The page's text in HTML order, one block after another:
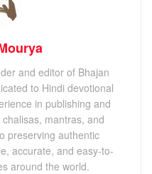
and editor of Bhajan
to Hindi devotional
in publishing and
mantras, and
preserving authentic
accurate, and easy-to-
around the world.